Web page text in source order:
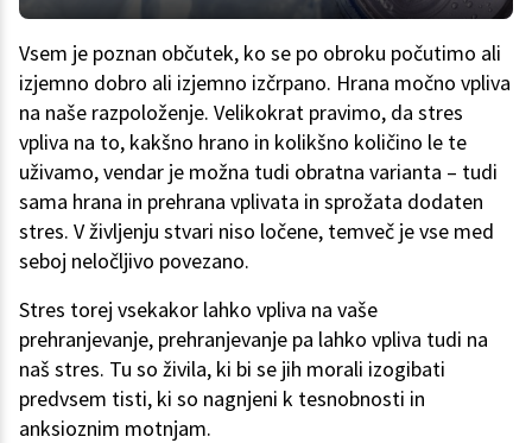
Vsem je poznan občutek, ko se po obroku počutimo ali
izjemno dobro ali izjemno izčrpano. Hrana močno vpliva
na naše razpoloženje. Velikokrat pravimo, da stres
vpliva na to, kakšno hrano in kolikšno količino le te
uživamo, vendar je možna tudi obratna varianta – tudi
sama hrana in prehrana vplivata in sprožata dodaten
stres. V življenju stvari niso ločene, temveč je vse med
seboj neločljivo povezano.
Stres torej vsekakor lahko vpliva na vaše
prehranjevanje, prehranjevanje pa lahko vpliva tudi na
naš stres. Tu so živila, ki bi se jih morali izogibati
predvsem tisti, ki so nagnjeni k tesnobnosti in
anksioznim motnjam.